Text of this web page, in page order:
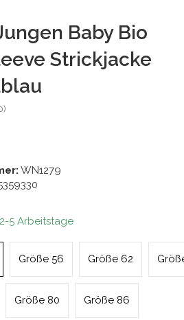
Baby Bio
Strickjacke
WN1279
5 Arbeitstage
Größe 56 Größe 62
Größe 80 Größe 86